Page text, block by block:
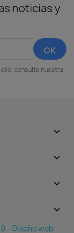
noticias y
consulte nuestra



keyboard_arrow_down
- Diseño web